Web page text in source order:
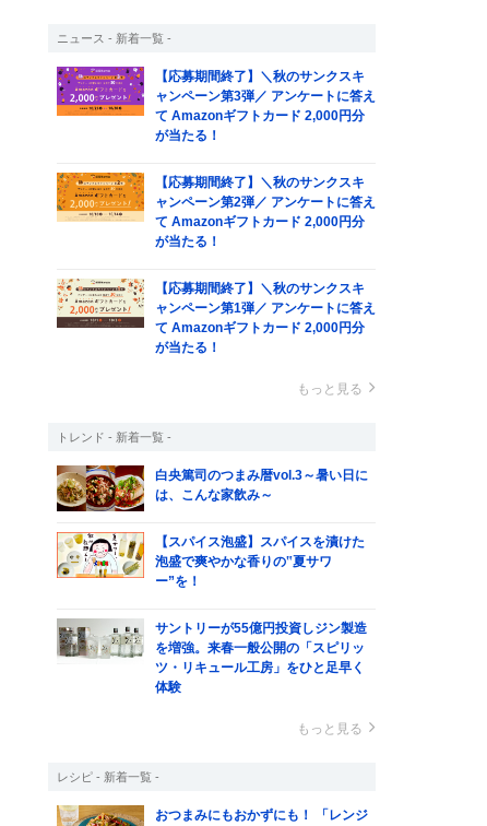
ニュース - 新着一覧 -
【応募期間終了】＼秋のサンクスキ
ャンペーン第3弾／ アンケートに答え
て Amazonギフトカード 2,000円分
が当たる！
【応募期間終了】＼秋のサンクスキ
ャンペーン第2弾／ アンケートに答え
て Amazonギフトカード 2,000円分
が当たる！
【応募期間終了】＼秋のサンクスキ
ャンペーン第1弾／ アンケートに答え
て Amazonギフトカード 2,000円分
が当たる！
もっと見る
トレンド - 新着一覧 -
白央篤司のつまみ暦vol.3～暑い日に
は、こんな家飲み～
【スパイス泡盛】スパイスを漬けた
泡盛で爽やかな香りの‟夏サワ
ー”を！
サントリーが55億円投資しジン製造
を増強。来春一般公開の「スピリッ
ツ・リキュール工房」をひと足早く
体験
もっと見る
レシピ - 新着一覧 -
おつまみにもおかずにも！ 「レンジ